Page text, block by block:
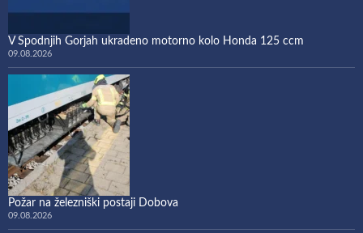
V Spodnjih Gorjah ukradeno motorno kolo Honda 125 ccm
09.08.2026
Požar na železniški postaji Dobova
09.08.2026